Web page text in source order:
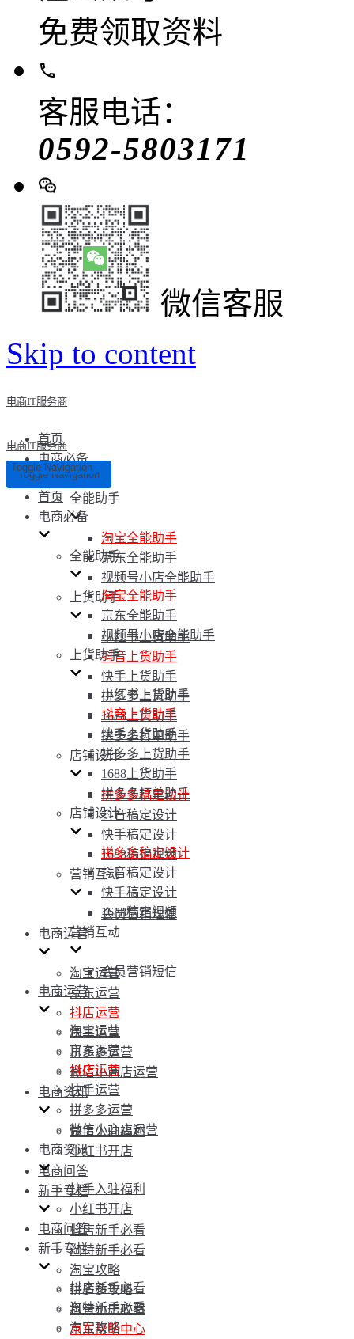
免费领取资料
客服电话：
0592-5803171
微信客服
Skip to content
电商IT服务商
首页
电商必备
全能助手
淘宝全能助手
京东全能助手
视频号小店全能助手
上货助手
小红书上货助手
抖音上货助手
快手上货助手
拼多多上货助手
1688上货助手
拼多多打单助手
店铺设计
拼多多稿定设计
抖音稿定设计
快手稿定设计
1688稿定视频
营销互动
会员营销短信
电商运营
淘宝运营
京东运营
抖店运营
快手运营
拼多多运营
微信小商店运营
电商资讯
快手入驻福利
小红书开店
电商问答
新手专栏
抖店新手必看
淘特新手必看
淘宝攻略
拼多多攻略
抖音小店攻略
京东帮助中心
电商IT服务商
Toggle Navigation
Toggle Navigation
首页
电商必备
全能助手
淘宝全能助手
京东全能助手
视频号小店全能助手
上货助手
小红书上货助手
抖音上货助手
快手上货助手
拼多多上货助手
1688上货助手
拼多多打单助手
店铺设计
拼多多稿定设计
抖音稿定设计
快手稿定设计
1688稿定视频
营销互动
会员营销短信
电商运营
淘宝运营
京东运营
抖店运营
快手运营
拼多多运营
微信小商店运营
电商资讯
快手入驻福利
小红书开店
电商问答
新手专栏
抖店新手必看
淘特新手必看
淘宝攻略